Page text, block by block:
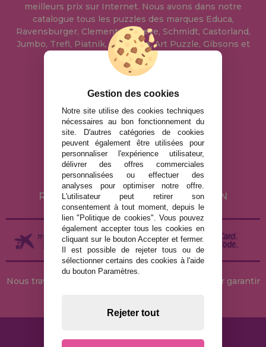
meilleurs prix sur Internet. Nous avons dans notre
catalogue tous les puzzles des marques Educa,
Ravensburger, Clementoni, Heye, Schmidt, Castorland,
Jumbo, Trefl, Piatnik, Anatolian, Art Puzzle, Gibsons et
bien d'autres.
info@maisondespuzzles.fr
MENTIONS LÉGALES
POLITIQUE DE CONFIDENTIALITÉ
POLITIQUE DE COOKIES
LIVRAISON ET RETOUR
RETOURS / DROIT DE RÉTRACTATION
Nous travaillons avec des stocks permanents pour garantir
Gestion des cookies
Notre site utilise des cookies techniques
nécessaires au bon fonctionnement du
site. D'autres catégories de cookies
peuvent également être utilisées pour
personnaliser l'expérience utilisateur,
délivrer des offres commerciales
personnalisées ou effectuer des
analyses pour optimiser notre offre.
L'utilisateur peut retirer son
consentement à tout moment, depuis le
lien "Politique de cookies". Vous pouvez
également accepter tous les cookies en
cliquant sur le bouton Accepter et fermer.
Il est possible de rejeter tous ou de
sélectionner certains des cookies à l'aide
du bouton Paramètres.
Rejeter tout